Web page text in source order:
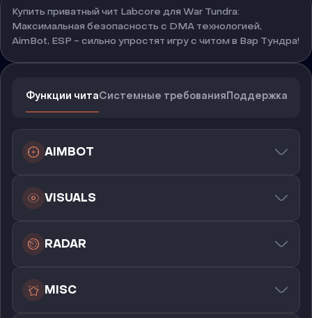
Купить приватный чит Labcore для War Tundra:
Максимальная безопасность с DMA технологией,
AimBot, ESP - сильно упростят игру с читом в Вар Тундра!
Функции читаСистемные требованияПоддержка
AIMBOT
VISUALS
RADAR
MISC